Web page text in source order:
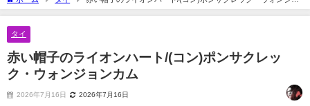
ンカム
タイ
赤い帽子のライオンハート/(コン)ポンサクレッ
ク・ウォンジョンカム
2026年7月16日 2026年7月16日